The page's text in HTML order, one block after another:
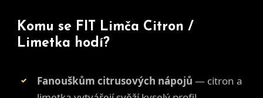
Komu se FIT Limča Citron /
Limetka hodí?
Fanouškům citrusových nápojů — citron a